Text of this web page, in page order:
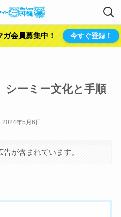
会員募集中！ 今すぐ登録！
シーミー文化と手順
2024年5月6日
が含まれています。